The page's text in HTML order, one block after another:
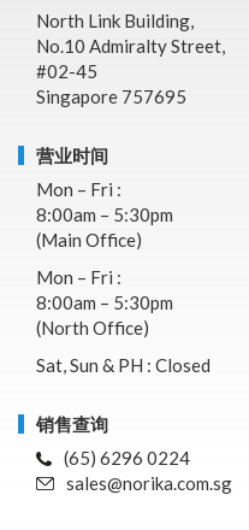
North Link Building,
No.10 Admiralty Street,
#02-45
Singapore 757695
营业时间
Mon – Fri :
8:00am – 5:30pm
(Main Office)
Mon – Fri :
8:00am – 5:30pm
(North Office)
Sat, Sun & PH : Closed
销售查询
(65) 6296 0224
sales@norika.com.sg